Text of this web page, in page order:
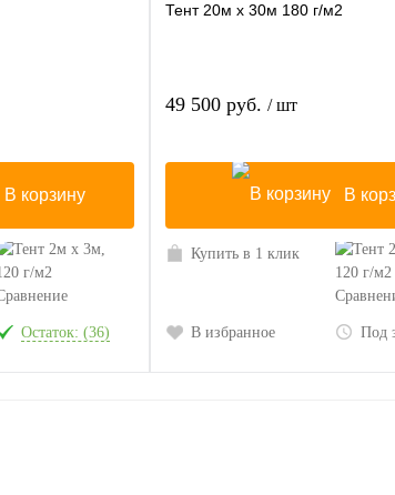
В корзину
Остаток: (36)
Тент 20м х 30м 180 г/м2
49 500 руб. / шт
В
Купить в 1 клик
В избранное Под